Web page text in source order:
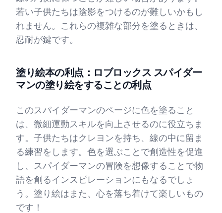
若い子供たちは陰影をつけるのが難しいかもし
れません。これらの複雑な部分を塗るときは、
忍耐が鍵です。
塗り絵本の利点：ロブロックス スパイダー
マンの塗り絵をすることの利点
このスパイダーマンのページに色を塗ること
は、微細運動スキルを向上させるのに役立ちま
す。子供たちはクレヨンを持ち、線の中に留ま
る練習をします。色を選ぶことで創造性を促進
し、スパイダーマンの冒険を想像することで物
語を創るインスピレーションにもなるでしょ
う。塗り絵はまた、心を落ち着けて楽しいもの
です！